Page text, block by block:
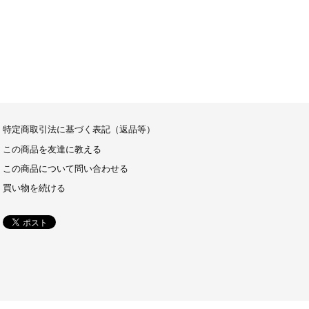
特定商取引法に基づく表記（返品等）
この商品を友達に教える
この商品について問い合わせる
買い物を続ける